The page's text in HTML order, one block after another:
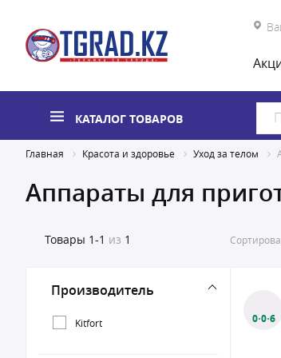
КАТАЛОГ ТОВАРОВ
Главная Красота и здоровье Уход за телом
Аппараты для
Товары 1-1 из 1
Производитель
Kitfort 0·0·6